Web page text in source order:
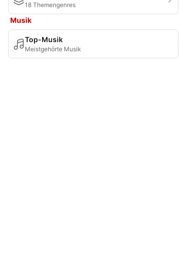
18 Themengenres
Musik
Top-Musik
Meistgehörte Musik